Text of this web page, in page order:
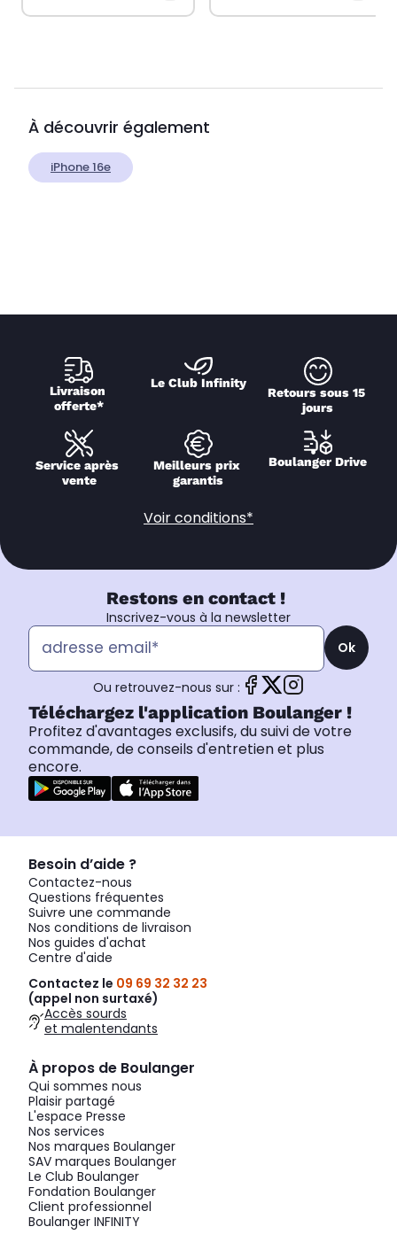
À découvrir également
iPhone 16e
Livraison
offerte*
Le Club Infinity
Retours sous 15
jours
Service après
vente
Meilleurs prix
garantis
Boulanger Drive
Voir conditions*
Restons en contact !
Inscrivez-vous à la newsletter
Ok
Ou retrouvez-nous sur :
Téléchargez l'application Boulanger !
Profitez d'avantages exclusifs, du suivi de votre
commande, de conseils d'entretien et plus
encore.
Besoin d’aide ?
Contactez-nous
Questions fréquentes
Suivre une commande
Nos conditions de livraison
Nos guides d'achat
Centre d'aide
Contactez le 09 69 32 32 23
(appel non surtaxé)
Accès sourds
et malentendants
À propos de Boulanger
Qui sommes nous
Plaisir partagé
L'espace Presse
Nos services
Nos marques Boulanger
SAV marques Boulanger
Le Club Boulanger
Fondation Boulanger
Client professionnel
Boulanger INFINITY